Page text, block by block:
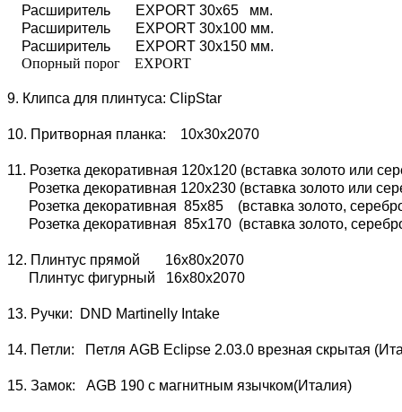
Расширитель EXPORT 30х65 мм.
Расширитель EXPORT 30х100 мм.
Расширитель EXPORT 30х150 мм.
Опорный порог EXPORT
9. Клипса для плинтуса: ClipStar
10. Притворная планка: 10х30х2070
11. Розетка декоративная 120х120 (вставка золото или
Розетка декоративная 120х230 (вставка золото или
Розетка декоративная 85х85 (вставка золото,
Розетка декоративная 85х170 (вставка золото,
12. Плинтус прямой 16х80х2070
Плинтус фигурный 16х80х2070
13. Ручки: DND Martinelly Intake
14. Петли: Петля AGB Eclipse 2.03.0 врезная скрытая
15. Замок: AGB 190 с магнитным язычком(Италия)